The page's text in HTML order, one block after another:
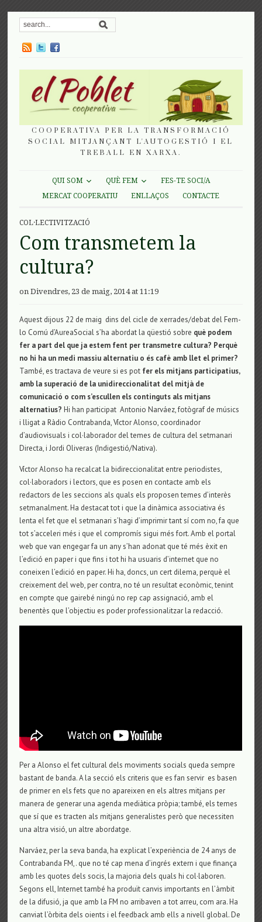
COOPERATIVA PER LA TRANSFORMACIÓ
SOCIAL MITJANÇANT L'AUTOGESTIÓ I EL
TREBALL EN XARXA.
QUI SOM QUÈ FEM
FES-TE SOCI/A
MERCAT COOPERATIU
ENLLAÇOS CONTACTE
COL·LECTIVITZACIÓ
Com transmetem la
cultura?
on Divendres, 23 de maig, 2014 at 11:19
Aquest dijous 22 de maig dins del cicle de xerrades/debat del Fem-
lo Comú d’AureaSocial s’ha abordat la qüestió sobre què podem
fer a part del que ja estem fent per transmetre cultura? Perquè
no hi ha un medi massiu alternatiu o és cafè amb llet el primer?
També, es tractava de veure si es pot fer els mitjans participatius,
amb la superació de la unidireccionalitat del mitjà de
comunicació o com s’escullen els continguts als mitjans
alternatius?Hi han participat Antonio Narváez, fotògraf de músics
i lligat a Ràdio Contrabanda, Víctor Alonso, coordinador
d’audiovisuals i col·laborador del temes de cultura del setmanari
Directa, i Jordi Oliveras (Indigestió/Nativa).
Víctor Alonso ha recalcat la bidireccionalitat entre periodistes,
col·laboradors i lectors, que es posen en contacte amb els
redactors de les seccions als quals els proposen temes d’interès
setmanalment. Ha destacat tot i que la dinàmica associativa és
lenta el fet que el setmanari s’hagi d’imprimir tant sí com no, fa que
tot s’acceleri més i que el compromís sigui més fort. Amb el portal
web que van engegar fa un any s’han adonat que té més èxit en
l’edició en paper i que fins i tot hi ha usuaris d’internet que no
coneixen l’edició en paper. Hi ha, doncs, un cert dilema, perquè el
creixement del web, per contra, no té un resultat econòmic, tenint
en compte que gairebé ningú no rep cap assignació, amb el
benentès que l’objectiu es poder professionalitzar la redacció.
Per a Alonso el fet cultural dels moviments socials queda sempre
bastant de banda. A la secció els criteris que es fan servir es basen
de primer en els fets que no apareixen en els altres mitjans per
manera de generar una agenda mediàtica pròpia; també, els temes
que sí que es tracten als mitjans generalistes però que necessiten
una altra visió, un altre abordatge.
Narváez, per la seva banda, ha explicat l’experiència de 24 anys de
Contrabanda FM,. que no té cap mena d’ingrés extern i que finança
amb les quotes dels socis, la majoria dels quals hi col·laboren.
Segons ell, Internet també ha produït canvis importants en l’àmbit
de la difusió, ja que amb la FM no arribaven a tot arreu, com ara. Ha
canviat l’òrbita dels oients i el feedback amb ells a nivell global. De